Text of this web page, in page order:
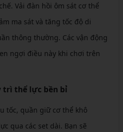
Vải đàn hồi ôm sát cơ thể
ma sát và tăng tốc độ di
thông thường. Các vận động
ngợi điều này khi chơi trên
trì thể lực bền bỉ
tốc, quần giữ cơ thể khô
qua các set dài. Bạn sẽ